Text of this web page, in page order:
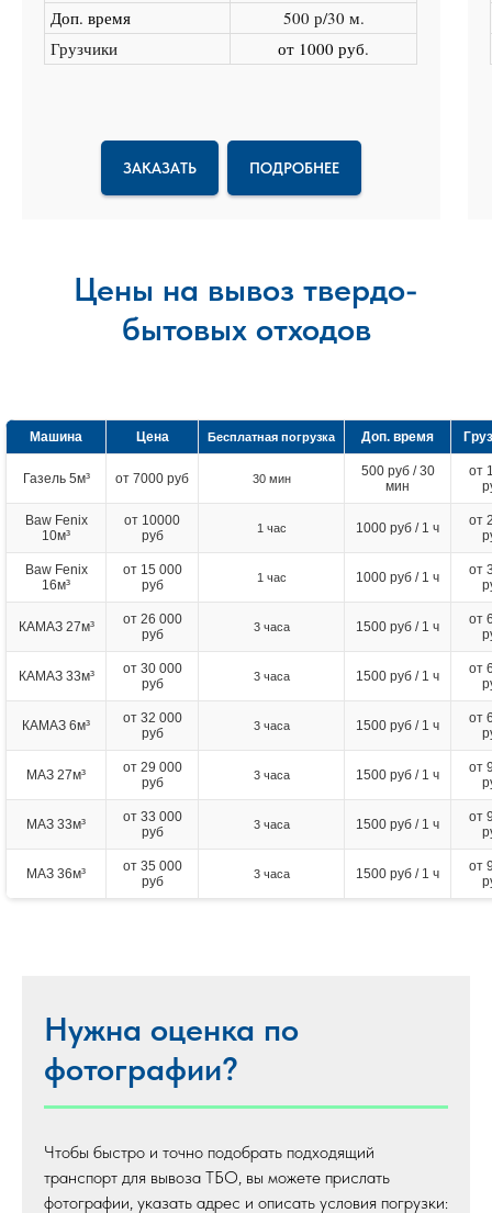
Доп. время
500 р/30 м.
Грузчики
от 1000 руб.
ЗАКАЗАТЬ ПОДРОБНЕЕ
Цены на вывоз твердо-
бытовых отходов
Машина Цена Бесплатная погрузка Доп. время
Газель 5м³ от 7000 руб 30 мин
500 руб / 30
мин
от
Baw Fenix
10м³
от 10000
руб
1 час 1000 руб / 1 ч
от
Baw Fenix
16м³
от 15 000
руб
1 час 1000 руб / 1 ч
от
КАМАЗ 27м³
от 26 000
руб
3 часа 1500 руб / 1 ч
от
КАМАЗ 33м³
от 30 000
руб
3 часа 1500 руб / 1 ч
от
КАМАЗ 6м³
от 32 000
руб
3 часа 1500 руб / 1 ч
от
МАЗ 27м³
от 29 000
руб
3 часа 1500 руб / 1 ч
от
МАЗ 33м³
от 33 000
руб
3 часа 1500 руб / 1 ч
от
МАЗ 36м³
от 35 000
руб
3 часа 1500 руб / 1 ч
от
Нужна оценка по
фотографии?
Чтобы быстро и точно подобрать подходящий
транспорт для вывоза ТБО, вы можете прислать
фотографии, указать адрес и описать условия погрузки: